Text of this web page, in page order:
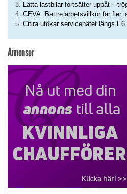
Lätta lastbilar fortsätter uppåt –
CEVA: Bättre arbetsvillkor får fler
Citira utökar servicenätet längs E6
Annonser